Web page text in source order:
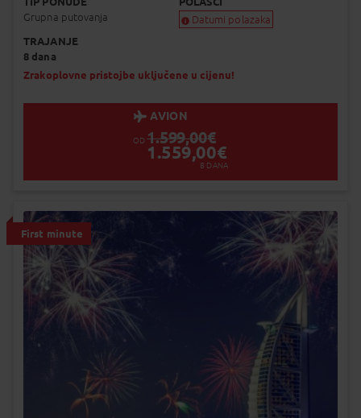
Grupna putovanja
Datumi polazaka
Popunjeno
TRAJANJE
8 dana
Zrakoplovne pristojbe uključene u cijenu!
AVION
OD 1.599,00€
1.559,00€
8 DANA
First minute